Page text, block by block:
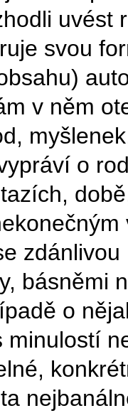
uvést
svou
v něm
o
básněmi
o
minulostí